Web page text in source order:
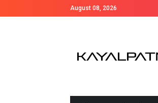
August 08, 2026